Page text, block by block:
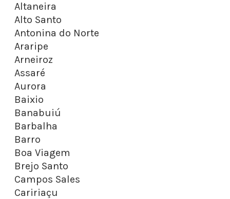
Altaneira
Alto Santo
Antonina do Norte
Araripe
Arneiroz
Assaré
Aurora
Baixio
Banabuiú
Barbalha
Barro
Boa Viagem
Brejo Santo
Campos Sales
Caririaçu